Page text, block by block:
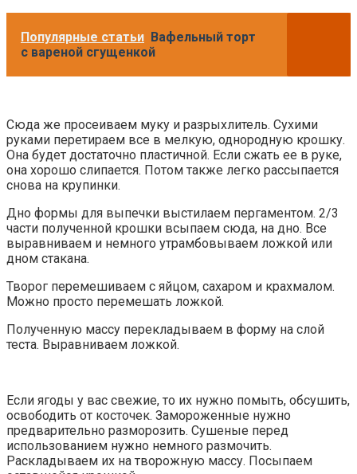
Популярные статьи Вафельный торт
с вареной сгущенкой
Сюда же просеиваем муку и разрыхлитель. Сухими
руками перетираем все в мелкую, однородную крошку.
Она будет достаточно пластичной. Если сжать ее в руке,
она хорошо слипается. Потом также легко рассыпается
снова на крупинки.
Дно формы для выпечки выстилаем пергаментом. 2/3
части полученной крошки всыпаем сюда, на дно. Все
выравниваем и немного утрамбовываем ложкой или
дном стакана.
Творог перемешиваем с яйцом, сахаром и крахмалом.
Можно просто перемешать ложкой.
Полученную массу перекладываем в форму на слой
теста. Выравниваем ложкой.
Если ягоды у вас свежие, то их нужно помыть, обсушить,
освободить от косточек. Замороженные нужно
предварительно разморозить. Сушеные перед
использованием нужно немного размочить.
Раскладываем их на творожную массу. Посыпаем